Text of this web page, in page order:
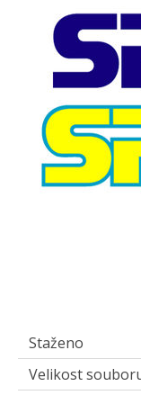
Staženo
Velikost